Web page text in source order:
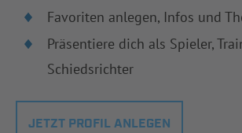
Favoriten anlegen, Infos und
Präsentiere dich als Spieler,
Schiedsrichter
JETZT PROFIL ANLEGEN